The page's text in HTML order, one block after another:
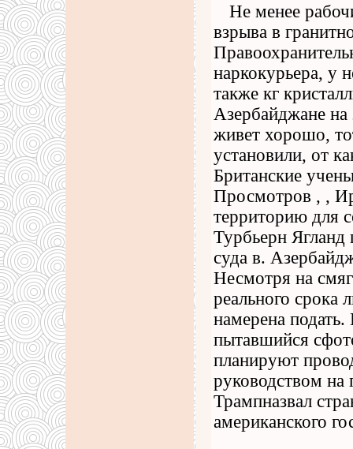
Не менее
взрыва в
наркокурьера, у
также кг
Азербайджане на
живет хорошо,
установили, от
Британские
Просмотров , ,
территорию для
Турбьерн Ягланд
суда в.
Несмотря на
реального срока
намерена
пытавшийся
планируют
руководством
Трампназвал
американского